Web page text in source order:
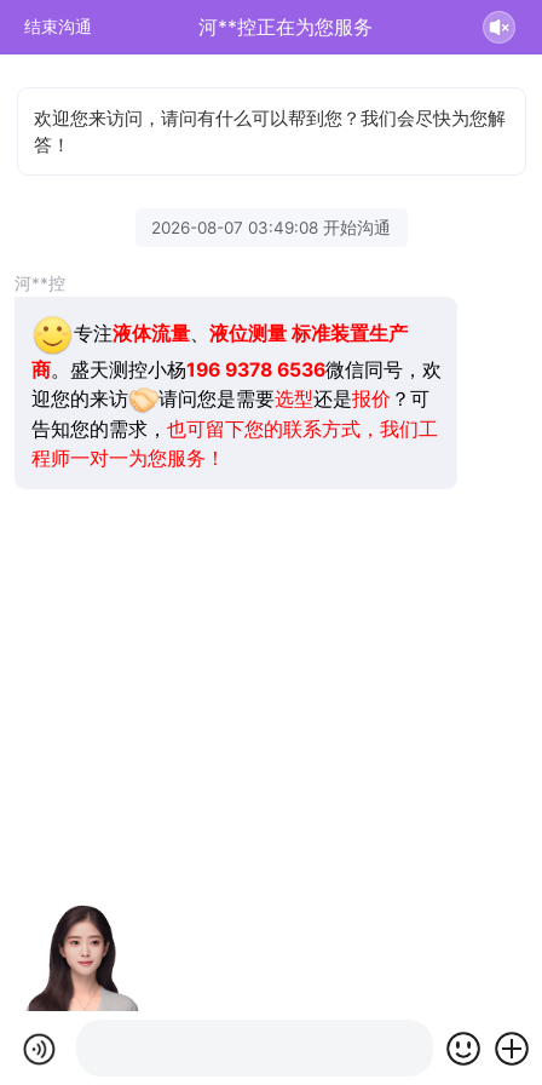
结束沟通 河**控正在为您服务
欢迎您来访问，请问有什么可以帮到您？我们会尽快为您解
答！
2026-08-07 03:49:08 开始沟通
河**控
专注液体流量、 液位测量 标准装置生产
商。盛天测控小杨196 9378 6536微信同号，欢
迎您的来访
请问您是需要选型还是报价 ？可
告知您的需求， 也可留下您的联系方式，我们工
程师一对一为您服务！